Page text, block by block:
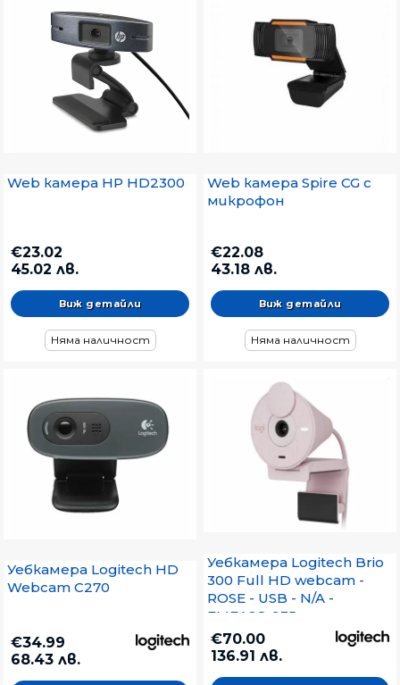
Web камера HP HD2300
€23.02
45.02 лв.
Виж детайли
Няма наличност
Web камера Spire CG с
микрофон
€22.08
43.18 лв.
Виж детайли
Няма наличност
Уебкамера Logitech HD
Webcam C270
€34.99
68.43 лв.
Уебкамера Logitech Brio
300 Full HD webcam -
ROSE - USB - N/A -
EMEA28-935
€70.00
136.91 лв.